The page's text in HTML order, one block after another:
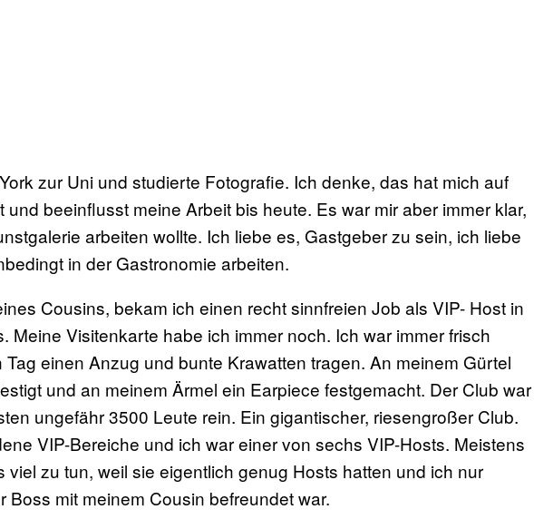
zur Uni und studierte Fotografie. Ich denke, das hat mich auf
und beeinflusst meine Arbeit bis heute. Es war mir aber immer klar,
arbeiten wollte. Ich liebe es, Gastgeber zu sein, ich liebe
in der Gastronomie arbeiten.
Cousins, bekam ich einen recht sinnfreien Job als VIP- Host in
Meine Visitenkarte habe ich immer noch. Ich war immer frisch
einen Anzug und bunte Krawatten tragen. An meinem Gürtel
und an meinem Ärmel ein Earpiece festgemacht. Der Club war
ungefähr 3500 Leute rein. Ein gigantischer, riesengroßer Club.
VIP-Bereiche und ich war einer von sechs VIP-Hosts. Meistens
viel zu tun, weil sie eigentlich genug Hosts hatten und ich nur
Boss mit meinem Cousin befreundet war.